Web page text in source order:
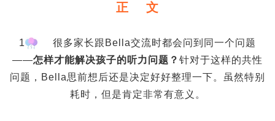
正 文
1
很多家长跟Bella交流时都会问到同一个问题
——怎样才能解决孩子的听力问题？ 针对于这样的共性
问题，Bella思前想后还是决定好好整理一下。虽然特别
耗时，但是肯定非常有意义。